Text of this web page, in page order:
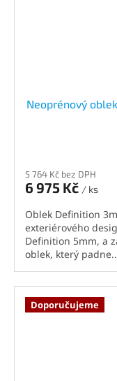
Neoprénový
5 764 Kč bez DPH
6 975 Kč / ks
Oblek Definition
exteriérového
Definition 5mm, a
oblek, který
Doporučujeme